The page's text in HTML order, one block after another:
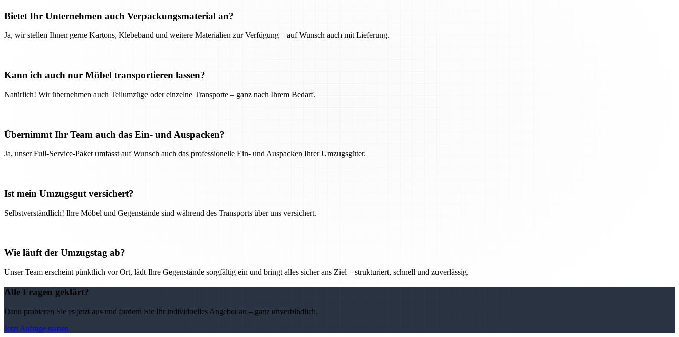
Bietet Ihr Unternehmen auch Verpackungsmaterial an?
Ja, wir stellen Ihnen gerne Kartons, Klebeband und weitere Materialien zur Verfügung – auf Wunsch auch mit Lieferung.
Kann ich auch nur Möbel transportieren lassen?
Natürlich! Wir übernehmen auch Teilumzüge oder einzelne Transporte – ganz nach Ihrem Bedarf.
Übernimmt Ihr Team auch das Ein- und Auspacken?
Ja, unser Full-Service-Paket umfasst auf Wunsch auch das professionelle Ein- und Auspacken Ihrer Umzugsgüter.
Ist mein Umzugsgut versichert?
Selbstverständlich! Ihre Möbel und Gegenstände sind während des Transports über uns versichert.
Wie läuft der Umzugstag ab?
Unser Team erscheint pünktlich vor Ort, lädt Ihre Gegenstände sorgfältig ein und bringt alles sicher ans Ziel – strukturiert, schnell und zuverlässig.
Alle Fragen geklärt?
Dann probieren Sie es jetzt aus und fordern Sie Ihr individuelles Angebot an – ganz unverbindlich.
Jetzt Anfrage starten